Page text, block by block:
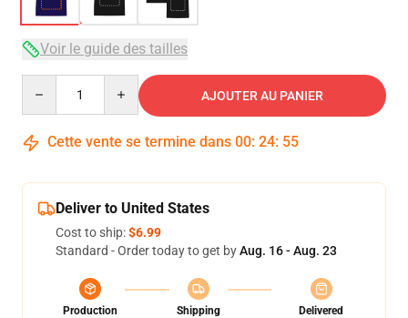
Voir le guide des tailles
AJOUTER AU PANIER
Cette vente se termine dans 00: 24: 54
Deliver to United States
Cost to ship:$6.99
Standard - Order today to get byAug. 16 - Aug. 23
Production
Shipping
Delivered